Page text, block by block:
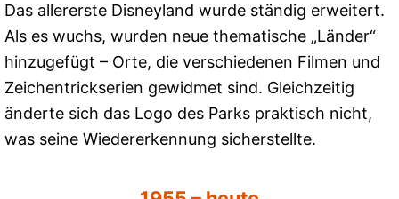
Das allererste Disneyland wurde ständig erweitert.
Als es wuchs, wurden neue thematische „Länder“
hinzugefügt – Orte, die verschiedenen Filmen und
Zeichentrickserien gewidmet sind. Gleichzeitig
änderte sich das Logo des Parks praktisch nicht,
was seine Wiedererkennung sicherstellte.